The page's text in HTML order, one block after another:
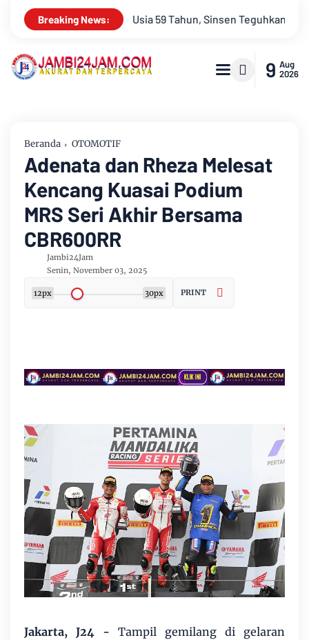
Breaking News:
Semangat “Sustainably Growing” Festival Band
9 Aug
2026
Beranda OTOMOTIF
Adenata dan Rheza Melesat
Kencang Kuasai Podium
MRS Seri Akhir Bersama
CBR600RR
Jambi24Jam
Senin, November 03, 2025
12px 30px PRINT
Jakarta, J24 - Tampil gemilang di gelaran